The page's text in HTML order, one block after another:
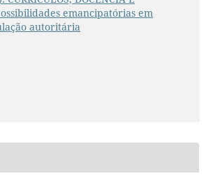
emancipatórias em
autoritária